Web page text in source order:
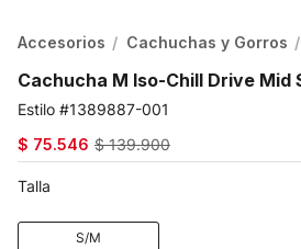
Accesorios Cachuchas y Gorros
Cachucha M Iso-Chill Drive Mid
1389887-001
$ 75.546 $ 139.900
Talla
S/M